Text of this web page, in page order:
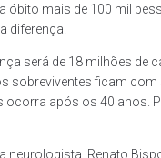
óbito mais de 100 mil
diferença.
será de 18 milhões de
sobreviventes ficam
após os 40 anos.
neurologista, Renato